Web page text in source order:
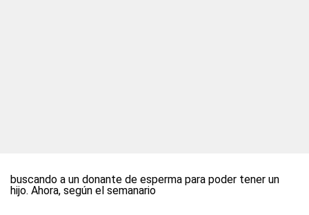
buscando a un donante de esperma para poder tener un
hijo. Ahora, según el semanario